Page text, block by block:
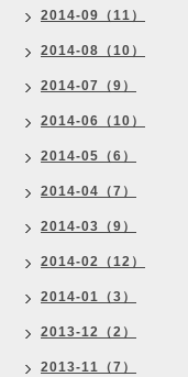
2014-09（11）
2014-08（10）
2014-07（9）
2014-06（10）
2014-05（6）
2014-04（7）
2014-03（9）
2014-02（12）
2014-01（3）
2013-12（2）
2013-11（7）